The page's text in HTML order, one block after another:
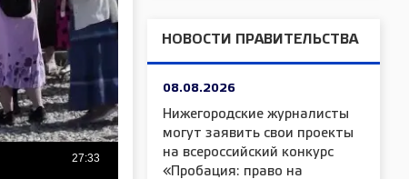
НОВОСТИ ПРАВИТЕЛЬСТВА
08.08.2026
Нижегородские журналисты
могут заявить свои проекты
на всероссийский конкурс
«Пробация: право на